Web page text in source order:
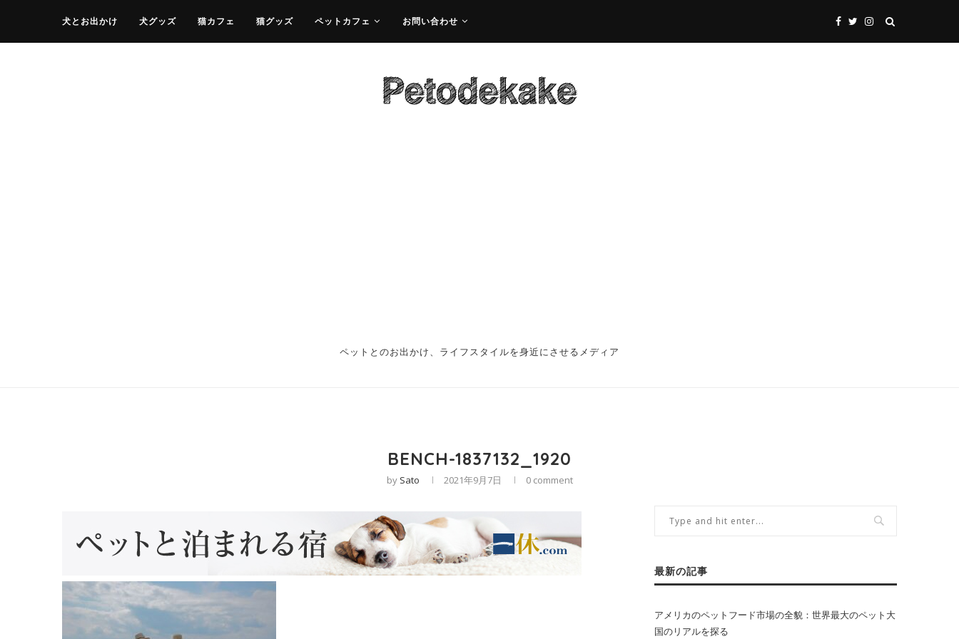
犬とお出かけ 犬グッズ 猫カフェ 猫グッズ ペットカフェ お問い合わせ
ペットとのお出かけ、ライフスタイルを身近にさせるメディア
BENCH-1837132_1920
by Sato 2021年9月7日 0 comment
最新の記事
アメリカのペットフード市場の全貌：世界最大のペット大
国のリアルを探る